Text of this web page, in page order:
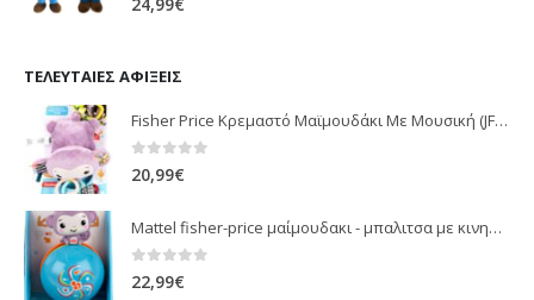
ΤΕΛΕΥΤΑΊΕΣ ΑΦΊΞΕΙΣ
Fisher Price Κρεμαστό Μαϊμουδάκι Με Μουσική (JFF02)
0 out of 5
20,99€
Mattel fisher-price μαίμουδακι - μπαλιτσα με κινηση JLB95
22,99€